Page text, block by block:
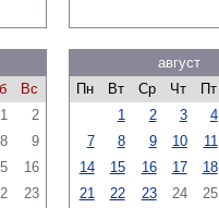
Вс
1
2
8
9
16
23
август
Пн
Вт Ср Чт Пт
1
2 3 4
7
8 9 10 11
14
15 16 17 18
21
22 23 24 25